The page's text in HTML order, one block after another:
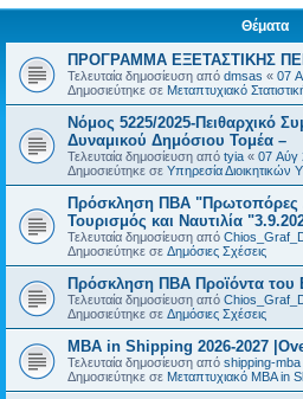
Θέματα
ΠΡΟΓΡΑΜΜΑ ΕΞΕΤΑΣΤΙΚΗΣ
Τελευταία δημοσίευση από dmsas « 07
Δημοσιεύτηκε σε Μεταπτυχιακό
Νόμος 5225/2025-Πειθαρχικό
Δυναμικού Δημόσιου Τομέα –
Τελευταία δημοσίευση από tyia « 07 Αύγ
Δημοσιεύτηκε σε Υπηρεσία Διοικητικών
Πρόσκληση ΠΒΑ "Πρωτοπόρες
Τουρισμός και Ναυτιλία
Τελευταία δημοσίευση από
Δημοσιεύτηκε σε Δημόσιες Σχέσεις
Πρόσκληση ΠΒΑ Προϊόντα του
Τελευταία δημοσίευση από
Δημοσιεύτηκε σε Δημόσιες Σχέσεις
MBA in Shipping 2026-2027
Τελευταία δημοσίευση από shipping-mba
Δημοσιεύτηκε σε Μεταπτυχιακό MBA in